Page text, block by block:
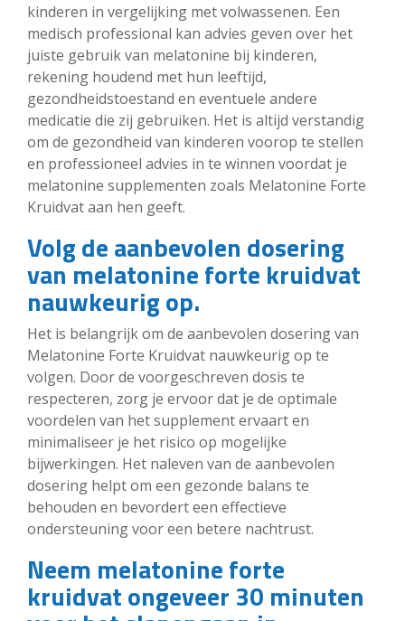
kinderen in vergelijking met volwassenen. Een
medisch professional kan advies geven over het
juiste gebruik van melatonine bij kinderen,
rekening houdend met hun leeftijd,
gezondheidstoestand en eventuele andere
medicatie die zij gebruiken. Het is altijd verstandig
om de gezondheid van kinderen voorop te stellen
en professioneel advies in te winnen voordat je
melatonine supplementen zoals Melatonine Forte
Kruidvat aan hen geeft.
Volg de aanbevolen dosering
van melatonine forte kruidvat
nauwkeurig op.
Het is belangrijk om de aanbevolen dosering van
Melatonine Forte Kruidvat nauwkeurig op te
volgen. Door de voorgeschreven dosis te
respecteren, zorg je ervoor dat je de optimale
voordelen van het supplement ervaart en
minimaliseer je het risico op mogelijke
bijwerkingen. Het naleven van de aanbevolen
dosering helpt om een gezonde balans te
behouden en bevordert een effectieve
ondersteuning voor een betere nachtrust.
Neem melatonine forte
kruidvat ongeveer 30 minuten